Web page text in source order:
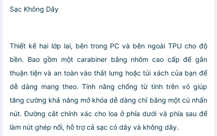
Sạc Không Dây
Thiết kế hai lớp lai, bên trong PC và bên ngoài TPU cho độ
bền. Bao gồm một carabiner bằng nhôm cao cấp để gắn
thuận tiện và an toàn vào thắt lưng hoặc túi xách của bạn để
dễ dàng mang theo. Tính năng chống từ tính trên vỏ giúp
tăng cường khả năng mở khóa dễ dàng chỉ bằng một cú nhấn
nút. Đường cắt chính xác cho loa ở phía dưới và phía sau để
làm nút ghép nối, hỗ trợ cả sạc có dây và không dây.